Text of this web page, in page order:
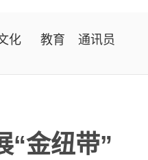
化 教育 通讯员
“金纽带”